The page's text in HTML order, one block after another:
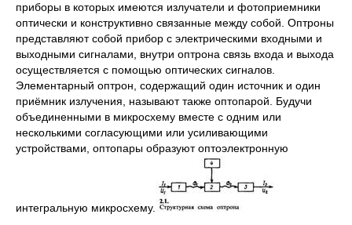
приборы в которых имеются излучатели и фотоприемники
оптически и конструктивно связанные между собой. Оптроны
представляют собой прибор с электрическими входными и
выходными сигналами, внутри оптрона связь входа и выхода
осуществляется с помощью оптических сигналов.
Элементарный оптрон, содержащий один источник и один
приёмник излучения, называют также оптопарой. Будучи
объединенными в микросхему вместе с одним или
несколькими согласующими или усиливающими
устройствами, оптопары образуют оптоэлектронную
интегральную микросхему.